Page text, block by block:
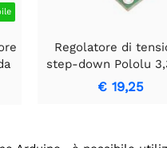
Regolatore di
step-down Pololu
A D24V10F3
€ 19,25